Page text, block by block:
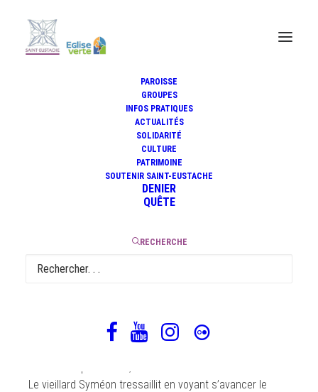
PAROISSE
GROUPES
INFOS PRATIQUES
ACTUALITÉS
SOLIDARITÉ
CULTURE
PATRIMOINE
SOUTENIR SAINT-EUSTACHE
DENIER
QUÊTE
RECHERCHE
Homélie du dimanche 2
février 2025
(Présentation du
Seigneur) par le père
Jean-Marie-Martin
Un conte en guise d’homélie pour la fête de la
Le vieillard Syméon tressaillit en voyant s’avancer le